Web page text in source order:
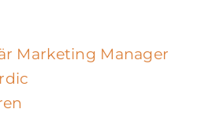
Marketing Manager